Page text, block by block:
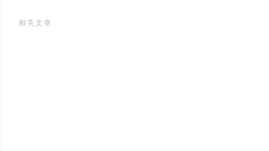
相关文章